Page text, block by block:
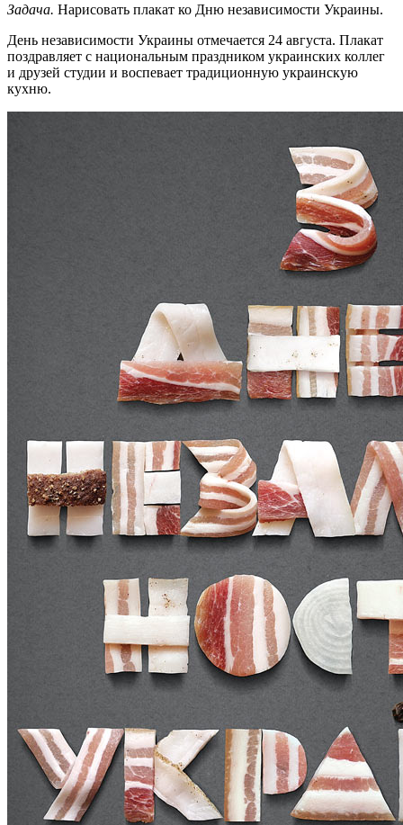
Задача. Нарисовать плакат ко Дню независимости Украины.
День независимости Украины отмечается 24 августа. Плакат
поздравляет с национальным праздником украинских коллег
и друзей студии и воспевает традиционную украинскую
кухню.